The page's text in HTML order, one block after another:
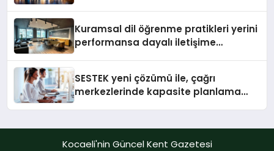
Kuramsal dil öğrenme pratikleri yerini
performansa dayalı iletişime
SESTEK yeni çözümü ile, çağrı
merkezlerinde kapasite planlama
Kocaeli'nin Güncel Kent Gazetesi